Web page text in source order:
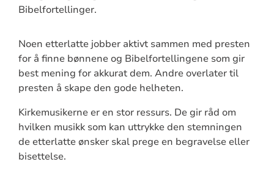
Bibelfortellinger.
Noen etterlatte jobber aktivt sammen med presten
for å finne bønnene og Bibelfortellingene som gir
best mening for akkurat dem. Andre overlater til
presten å skape den gode helheten.
Kirkemusikerne er en stor ressurs. De gir råd om
hvilken musikk som kan uttrykke den stemningen
de etterlatte ønsker skal prege en begravelse eller
bisettelse.